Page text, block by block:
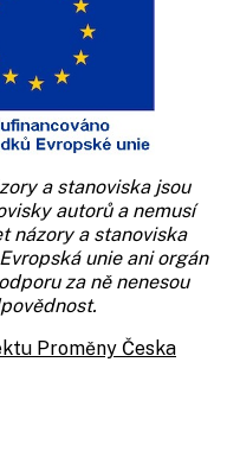
a stanoviska jsou
autorů a nemusí
názory a stanoviska
unie ani orgán
za ně nenesou
Proměny Česka